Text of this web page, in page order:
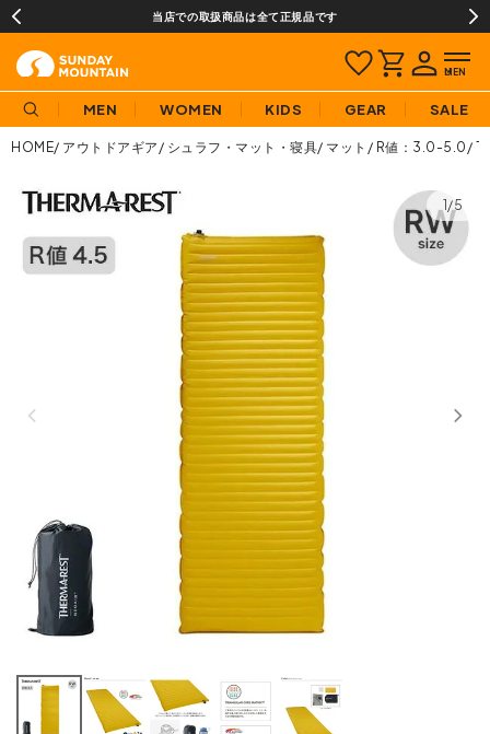
当店での取扱商品は全て正規品です
MEN WOMEN KIDS GEAR SALE
HOME アウトドアギア シュラフ・マット・寝具 マット R値：3.0-5.0
1/5